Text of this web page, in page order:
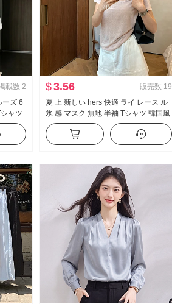
載数 2
ーズ 6
ャツ
上 服
$3.56 販売数 19
夏 上 新しい hers 快適 ライ レース ル
氷 感 マスク 無地 半袖 Tシャツ 韓国風
カジュアル スリム効果 質感 トップス